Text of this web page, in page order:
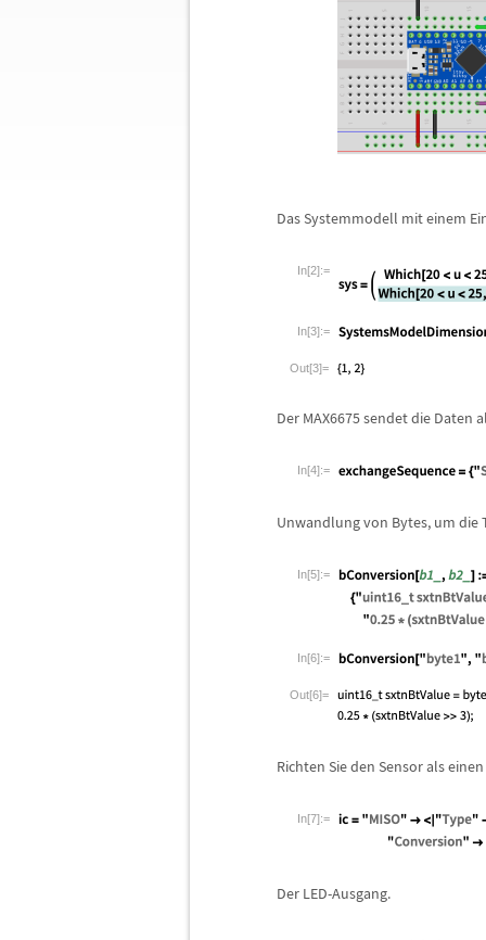
Das Systemmodell mit einem
In[2]:=
In[3]:=
Out[3]=
Der MAX6675 sendet die Daten
In[4]:=
Unwandlung von Bytes, um
In[5]:=
In[6]:=
Out[6]=
Richten Sie den Sensor als
In[7]:=
Der LED-Ausgang.